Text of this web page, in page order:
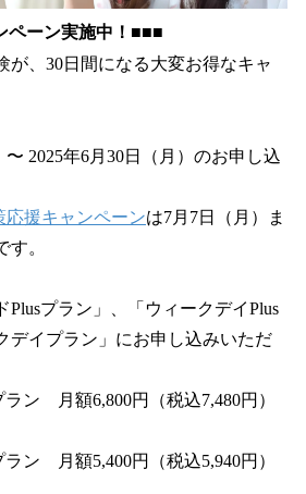
ペーン実施中！■■■
が、30日間になる大変お得なキャ
〜 2025年6月30日（月）のお申し込
援キャンペーンは7月7日（月）ま
。
Plusプラン」、「ウィークデイPlus
デイプラン」にお申し込みいただ
ラン 月額6,800円（税込7,480円）
ラン 月額5,400円（税込5,940円）